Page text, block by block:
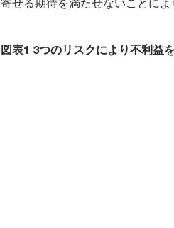
寄せる期待を満たせないことに
図表1 3つのリスクにより不利益